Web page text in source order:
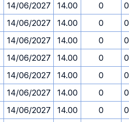
14/06/2027 14.00 0
14/06/2027 14.00 0
14/06/2027 14.00 0
14/06/2027 14.00 0
14/06/2027 14.00 0
14/06/2027 14.00 0
14/06/2027 14.00 0